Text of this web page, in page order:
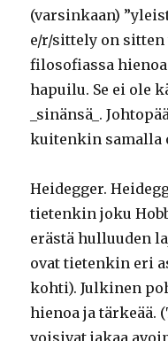
(varsinkaan)
e/r/sittely on
filosofiassa
hapuilu. Se ei ole
_sinänsä_.
kuitenkin samalla
Heidegger.
tietenkin joku
erästä hulluuden
ovat tietenkin eri
kohti). Julkinen
hienoa ja tärkeää.
voisivat jakaa